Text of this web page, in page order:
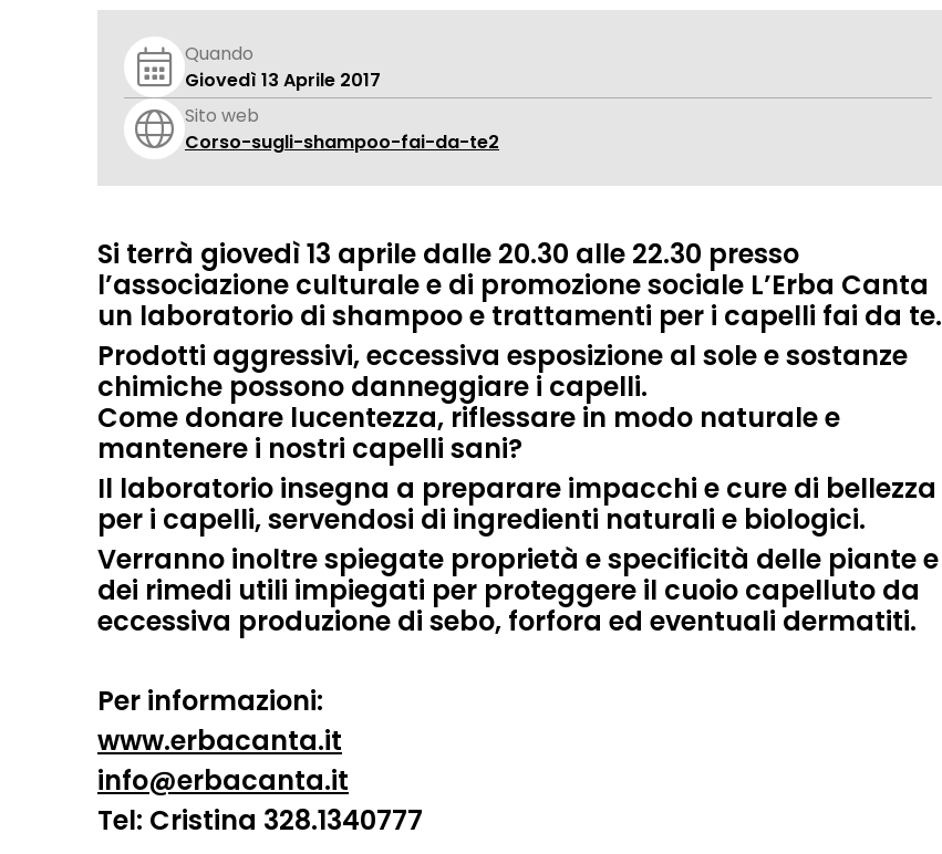
Quando
Giovedì 13 Aprile 2017
Sito web
Corso-sugli-shampoo-fai-da-te2
Si terrà giovedì 13 aprile dalle 20.30 alle 22.30 presso
l’associazione culturale e di promozione sociale L’Erba Canta
un laboratorio di shampoo e trattamenti per i capelli fai da te.
Prodotti aggressivi, eccessiva esposizione al sole e sostanze
chimiche possono danneggiare i capelli.
Come donare lucentezza, riflessare in modo naturale e
mantenere i nostri capelli sani?
Il laboratorio insegna a preparare impacchi e cure di bellezza
per i capelli, servendosi di ingredienti naturali e biologici.
Verranno inoltre spiegate proprietà e specificità delle piante e
dei rimedi utili impiegati per proteggere il cuoio capelluto da
eccessiva produzione di sebo, forfora ed eventuali dermatiti.
Per informazioni:
www.erbacanta.it
info@erbacanta.it
Tel: Cristina 328.1340777